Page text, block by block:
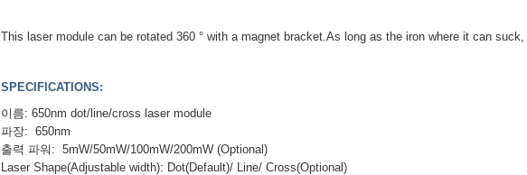
This laser module can be rotated 360 ° with a magnet bracket.As long as the iron where it can
SPECIFICATIONS:
이름: 650nm dot/line/cross laser module
파장: 650nm
출력 파워: 5mW/50mW/100mW/200mW (Optional)
Laser Shape(Adjustable width): Dot(Default)/ Line/ Cross(Optional)